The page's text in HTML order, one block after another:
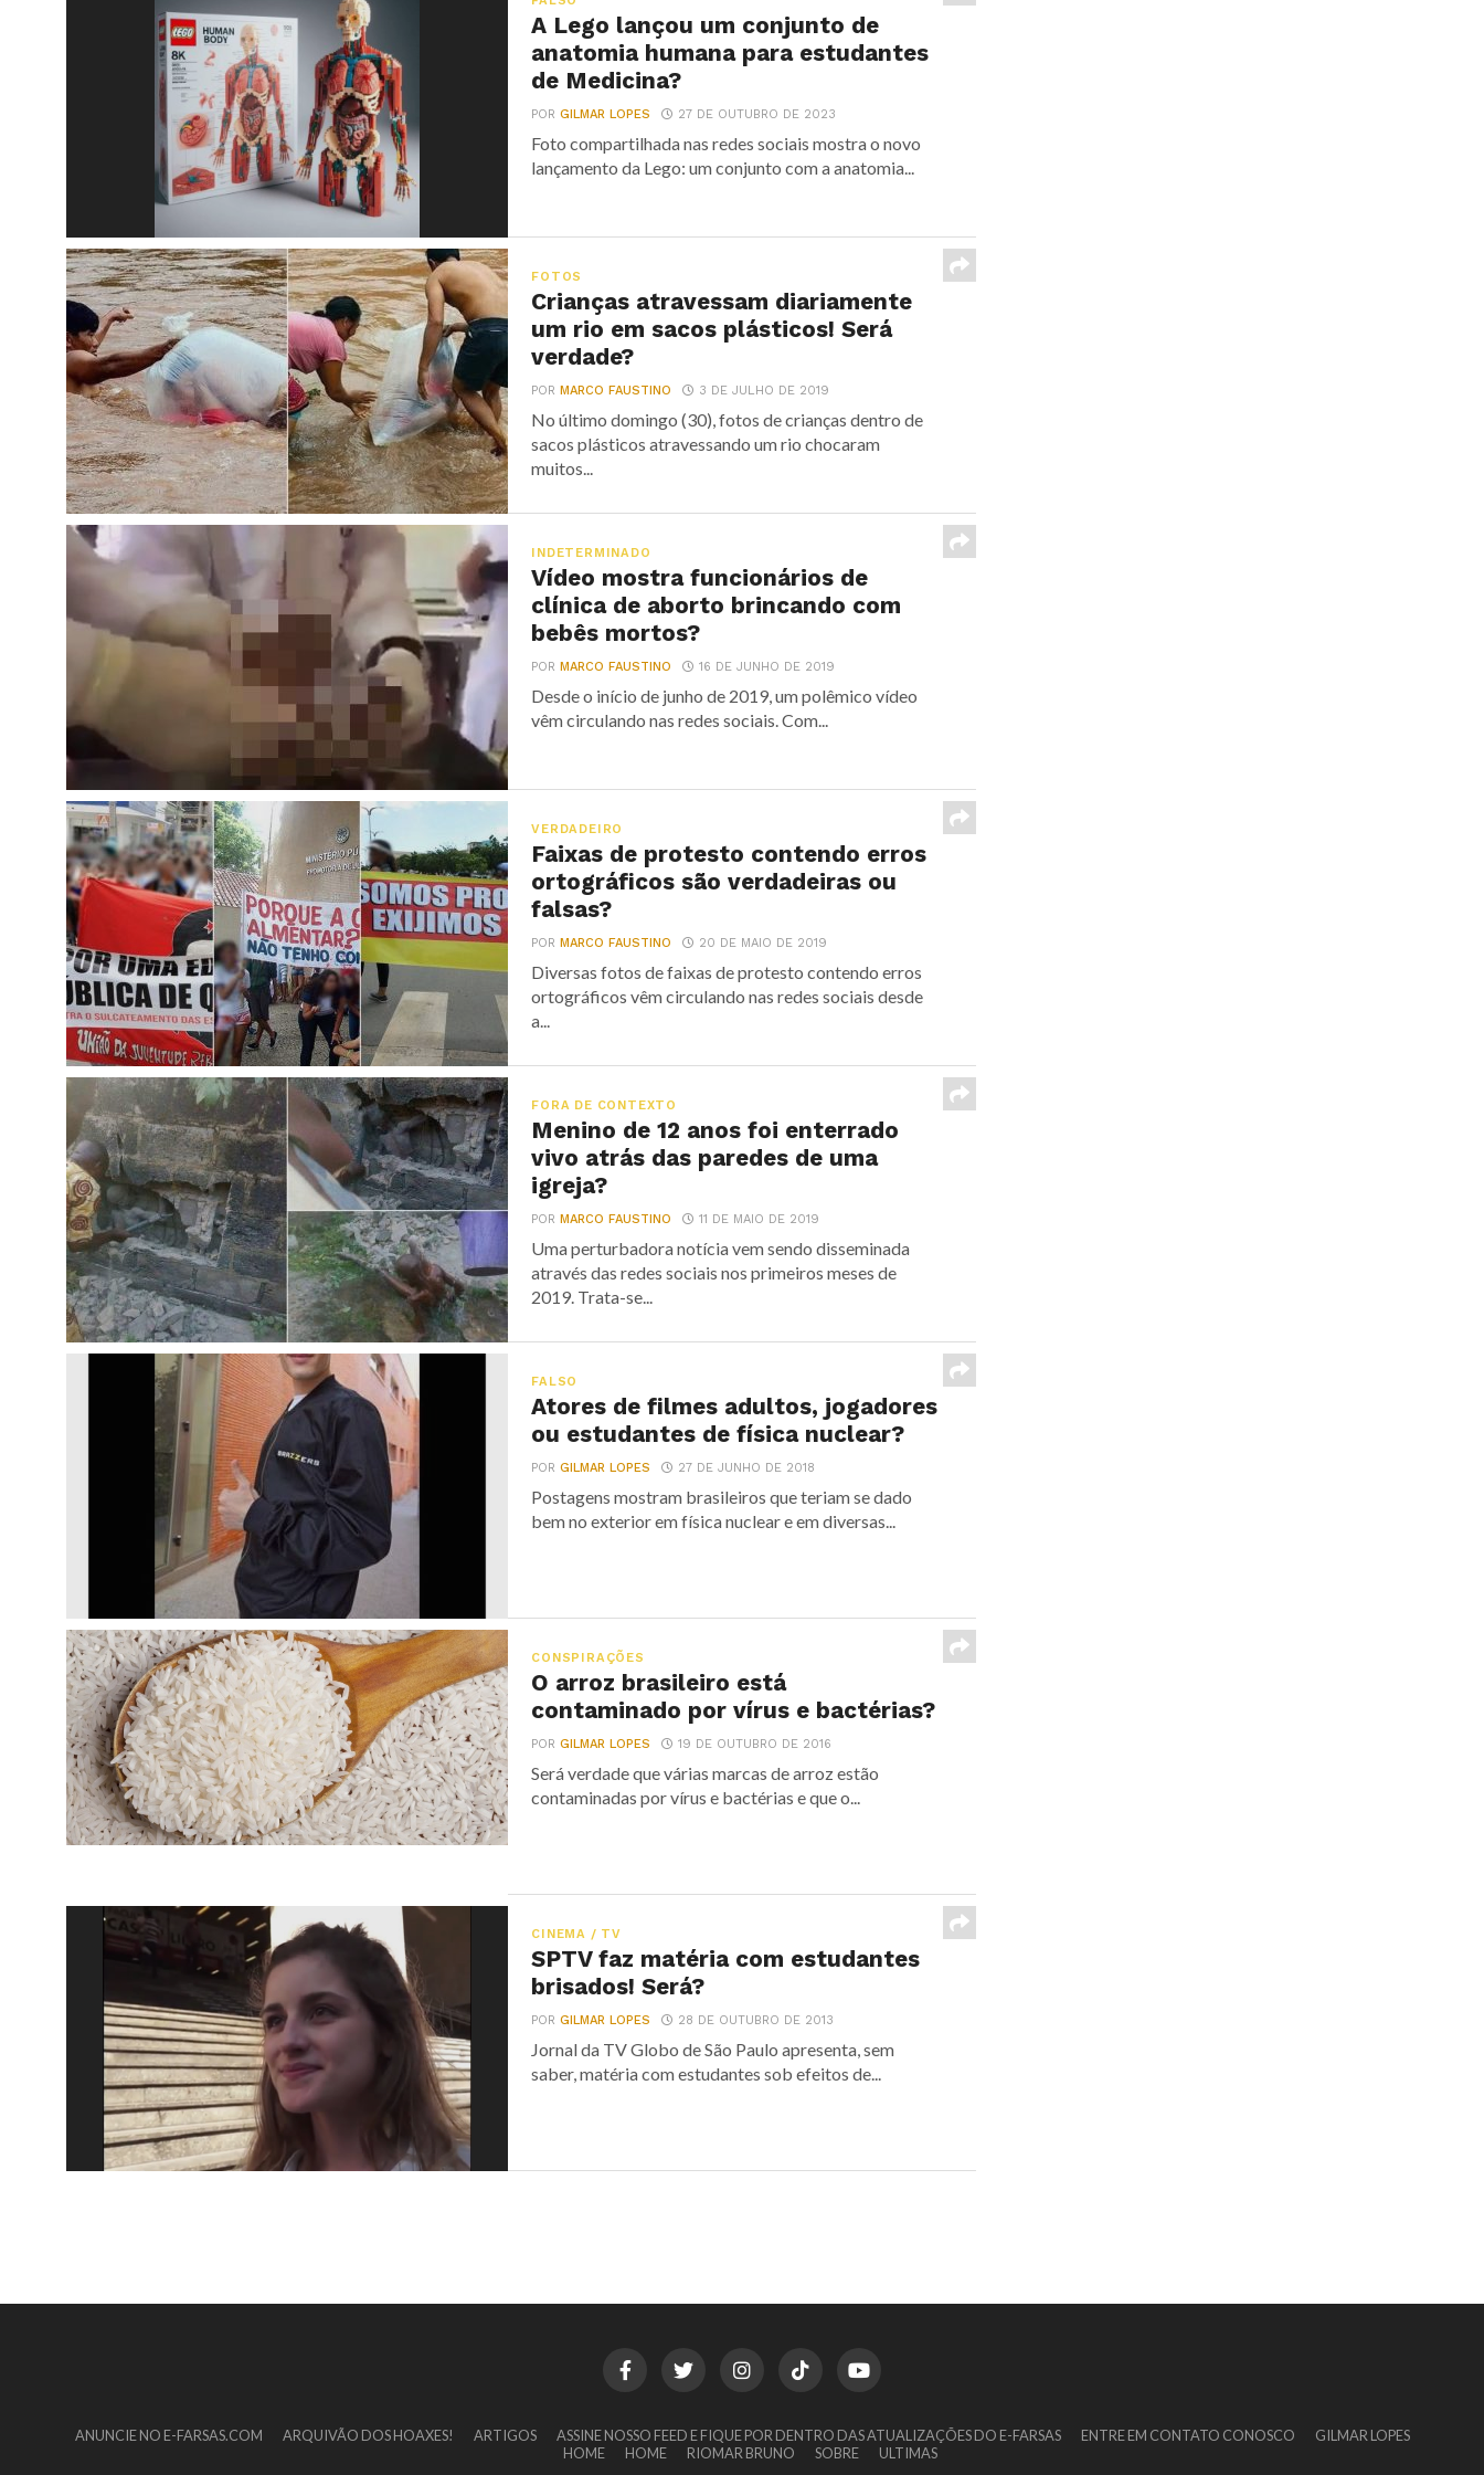
A Lego lançou um conjunto de
anatomia humana para estudantes
de Medicina?
PORGILMAR LOPES 27 DE OUTUBRO DE 2023
Foto compartilhada nas redes sociais mostra o novo
lançamento da Lego: um conjunto com a anatomia...
FOTOS
Crianças atravessam diariamente
um rio em sacos plásticos! Será
verdade?
PORMARCO FAUSTINO 3 DE JULHO DE 2019
No último domingo (30), fotos de crianças dentro de
sacos plásticos atravessando um rio chocaram
muitos...
INDETERMINADO
Vídeo mostra funcionários de
clínica de aborto brincando com
bebês mortos?
PORMARCO FAUSTINO 16 DE JUNHO DE 2019
Desde o início de junho de 2019, um polêmico vídeo
vêm circulando nas redes sociais. Com...
VERDADEIRO
Faixas de protesto contendo erros
ortográficos são verdadeiras ou
falsas?
PORMARCO FAUSTINO 20 DE MAIO DE 2019
Diversas fotos de faixas de protesto contendo erros
ortográficos vêm circulando nas redes sociais desde
a...
FORA DE CONTEXTO
Menino de 12 anos foi enterrado
vivo atrás das paredes de uma
igreja?
PORMARCO FAUSTINO 11 DE MAIO DE 2019
Uma perturbadora notícia vem sendo disseminada
através das redes sociais nos primeiros meses de
2019. Trata-se...
FALSO
Atores de filmes adultos, jogadores
ou estudantes de física nuclear?
PORGILMAR LOPES 27 DE JUNHO DE 2018
Postagens mostram brasileiros que teriam se dado
bem no exterior em física nuclear e em diversas...
CONSPIRAÇÕES
O arroz brasileiro está
contaminado por vírus e bactérias?
PORGILMAR LOPES 19 DE OUTUBRO DE 2016
Será verdade que várias marcas de arroz estão
contaminadas por vírus e bactérias e que o...
CINEMA / TV
SPTV faz matéria com estudantes
brisados! Será?
PORGILMAR LOPES 28 DE OUTUBRO DE 2013
Jornal da TV Globo de São Paulo apresenta, sem
saber, matéria com estudantes sob efeitos de...
ANUNCIE NO E-FARSAS.COM ARQUIVÃO DOS HOAXES! ARTIGOS ASSINE NOSSO FEED E FIQUE POR DENTRO DAS ATUALIZAÇÕES DO E-FARSAS ENTRE EM CONTATO CONOSCO
GILMAR LOPES
HOME
HOME RIOMAR BRUNO SOBRE ULTIMAS